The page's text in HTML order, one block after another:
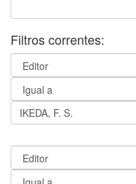
Filtros correntes: